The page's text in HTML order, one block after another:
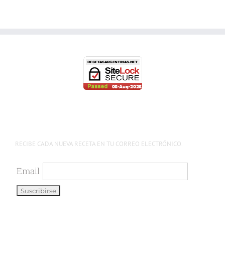
RECIBE CADA NUEVA RECETA EN TU CORREO ELECTRÓNICO.
Email